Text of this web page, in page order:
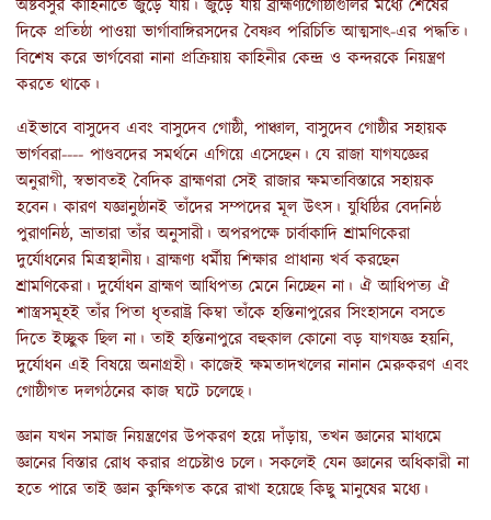
অষ্টবসুর কাহিনীতে জুড়ে যায়। জুড়ে যায় ব্রাহ্মণ্যগোষ্ঠীগুলির মধ্যে শেষের
দিকে প্রতিষ্ঠা পাওয়া ভার্গাবাঙ্গিরসদের বৈষ্ণব পরিচিতি আত্মসাৎ-এর পদ্ধতি।
বিশেষ করে ভার্গবেরা নানা প্রক্রিয়ায় কাহিনীর কেন্দ্র ও কন্দরকে নিয়ন্ত্রণ
করতে থাকে।
এইভাবে বাসুদেব এবং বাসুদেব গোষ্ঠী, পাঞ্চাল, বাসুদেব গোষ্ঠীর সহায়ক
ভার্গবরা---- পাণ্ডবদের সমর্থনে এগিয়ে এসেছেন। যে রাজা যাগযজ্ঞের
অনুরাগী, স্বভাবতই বৈদিক ব্রাহ্মণরা সেই রাজার ক্ষমতাবিস্তারে সহায়ক
হবেন। কারণ যজ্ঞানুষ্ঠানই তাঁদের সম্পদের মূল উৎস। যুধিষ্ঠির বেদনিষ্ঠ
পুরাণনিষ্ঠ, ভ্রাতারা তাঁর অনুসারী। অপরপক্ষে চার্বাকাদি শ্রামণিকেরা
দুর্যোধনের মিত্রস্থানীয়। ব্রাহ্মণ্য ধর্মীয় শিক্ষার প্রাধান্য খর্ব করছেন
শ্রামণিকেরা। দুর্যোধন ব্রাহ্মণ আধিপত্য মেনে নিচ্ছেন না। ঐ আধিপত্য ঐ
শাস্ত্রসমূহই তাঁর পিতা ধৃতরাষ্ট্র কিম্বা তাঁকে হস্তিনাপুরের সিংহাসনে বসতে
দিতে ইচ্ছুক ছিল না। তাই হস্তিনাপুরে বহুকাল কোনো বড় যাগযজ্ঞ হয়নি,
দুর্যোধন এই বিষয়ে অনাগ্রহী। কাজেই ক্ষমতাদখলের নানান মেরুকরণ এবং
গোষ্ঠীগত দলগঠনের কাজ ঘটে চলেছে।
জ্ঞান যখন সমাজ নিয়ন্ত্রণের উপকরণ হয়ে দাঁড়ায়, তখন জ্ঞানের মাধ্যমে
জ্ঞানের বিস্তার রোধ করার প্রচেষ্টাও চলে। সকলেই যেন জ্ঞানের অধিকারী না
হতে পারে তাই জ্ঞান কুক্ষিগত করে রাখা হয়েছে কিছু মানুষের মধ্যে।